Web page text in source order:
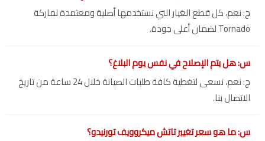
ج: نعم، كل قطع الغيار التي نستخدمها أصلية ومعتمدة لماركة
Tornado لضمان أعلى جودة.
س: هل يتم الإصلاح في نفس يوم البلاغ؟
ج: نعم، نسعى لتغطية كافة طلبات الصيانة خلال 24 ساعة من تاريخ
الاتصال بنا.
س: ما هو سعر تغيير تاتش ميكروويف تورنيدو؟